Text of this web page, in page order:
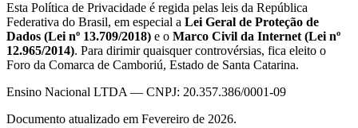
Esta Política de Privacidade é regida pelas leis da República
Federativa do Brasil, em especial a Lei Geral de Proteção de
Dados (Lei nº 13.709/2018) e o Marco Civil da Internet (Lei nº
12.965/2014). Para dirimir quaisquer controvérsias, fica eleito o
Foro da Comarca de Camboriú, Estado de Santa Catarina.
Ensino Nacional LTDA — CNPJ: 20.357.386/0001-09
Documento atualizado em Fevereiro de 2026.